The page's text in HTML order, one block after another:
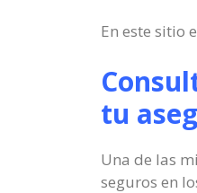
En este sitio
tu
Una de las
seguros en